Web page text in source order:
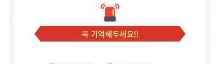
꼭 기억해두세요!!